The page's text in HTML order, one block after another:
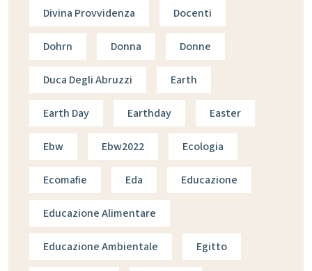
Divina Provvidenza Docenti
Dohrn Donna Donne
Duca Degli Abruzzi Earth
Earth Day Earthday Easter
Ebw Ebw2022 Ecologia
Ecomafie Eda Educazione
Educazione Alimentare
Educazione Ambientale Egitto